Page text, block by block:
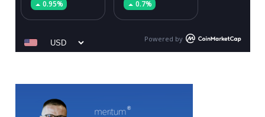
0.95% 0.7%
Powered by